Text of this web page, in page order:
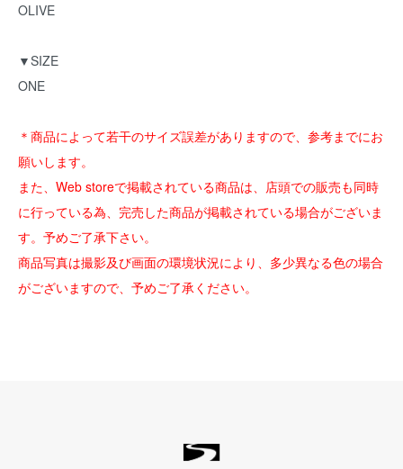
OLIVE
▼SIZE
ONE
＊商品によって若干のサイズ誤差がありますので、参考までにお
願いします。
また、Web storeで掲載されている商品は、店頭での販売も同時
に行っている為、完売した商品が掲載されている場合がございま
す。予めご了承下さい。
商品写真は撮影及び画面の環境状況により、多少異なる色の場合
がございますので、予めご了承ください。